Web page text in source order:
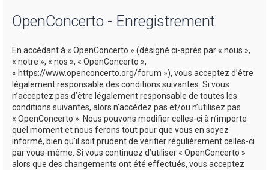
OpenConcerto - Enregistrement
En accédant à « OpenConcerto » (désigné ci-après par « nous »,
« notre », « nos », « OpenConcerto »,
« https://www.openconcerto.org/forum »), vous acceptez d’être
légalement responsable des conditions suivantes. Si vous
n’acceptez pas d’être légalement responsable de toutes les
conditions suivantes, alors n’accédez pas et/ou n’utilisez pas
« OpenConcerto ». Nous pouvons modifier celles-ci à n’importe
quel moment et nous ferons tout pour que vous en soyez
informé, bien qu’il soit prudent de vérifier régulièrement celles-ci
par vous-même. Si vous continuez d’utiliser « OpenConcerto »
alors que des changements ont été effectués, vous acceptez